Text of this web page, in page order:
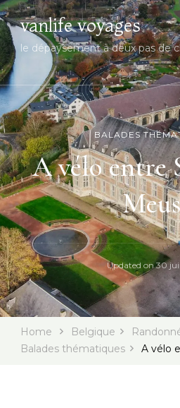
vanlife voyages
le dépaysement à deux pas de
BALADES
A vélo entre
Updated on30
Home Belgique
Balades thématiques
A vélo